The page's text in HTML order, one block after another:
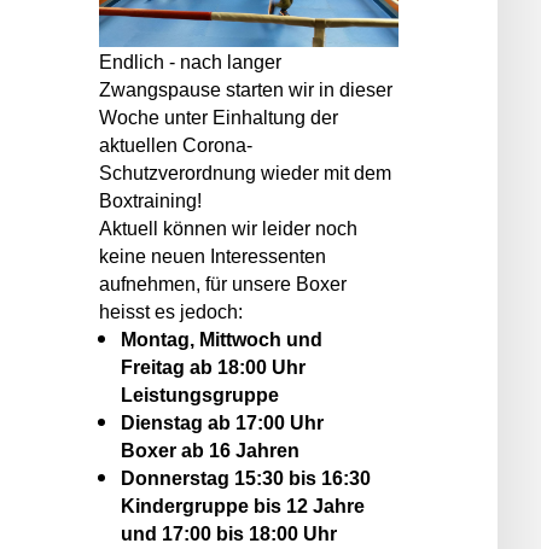
Endlich - nach langer
Zwangspause starten wir in dieser
Woche unter Einhaltung der
aktuellen Corona-
Schutzverordnung wieder mit dem
Boxtraining!
Aktuell können wir leider noch
keine neuen Interessenten
aufnehmen, für unsere Boxer
heisst es jedoch:
Montag, Mittwoch und
Freitag ab 18:00 Uhr
Leistungsgruppe
Dienstag ab 17:00 Uhr
Boxer ab 16 Jahren
Donnerstag 15:30 bis 16:30
Kindergruppe bis 12 Jahre
und 17:00 bis 18:00 Uhr